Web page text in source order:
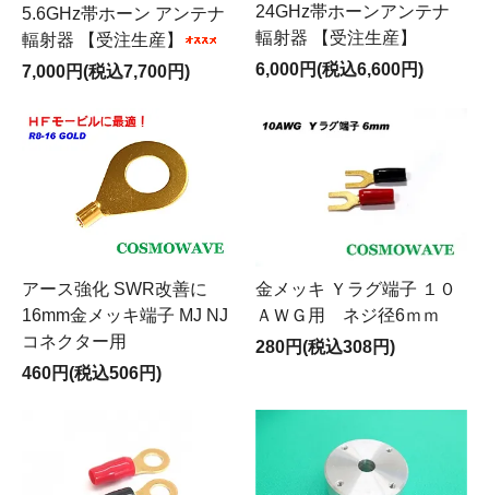
5.6GHz帯ホーン アンテナ
輻射器 【受注生産】
7,000円(税込7,700円)
24GHz帯ホーンアンテナ
輻射器 【受注生産】
6,000円(税込6,600円)
アース強化 SWR改善に
16mm金メッキ端子 MJ NJ
コネクター用
460円(税込506円)
金メッキ Ｙラグ端子 １０
ＡＷＧ用 ネジ径6ｍｍ
280円(税込308円)